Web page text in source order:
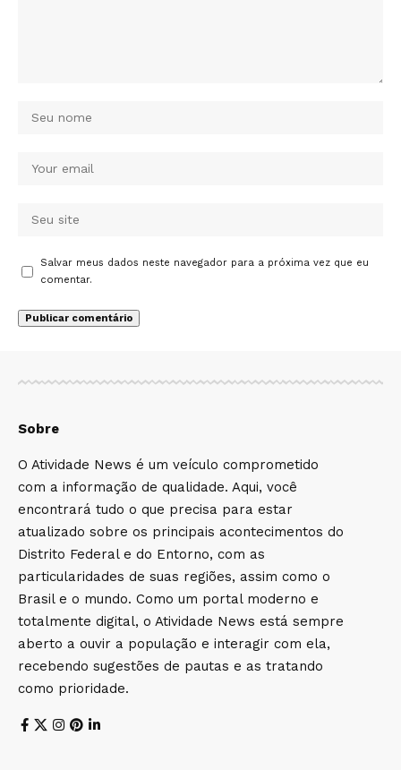
Salvar meus dados neste navegador para a próxima vez que eu
comentar.
Sobre
O Atividade News é um veículo comprometido
com a informação de qualidade. Aqui, você
encontrará tudo o que precisa para estar
atualizado sobre os principais acontecimentos do
Distrito Federal e do Entorno, com as
particularidades de suas regiões, assim como o
Brasil e o mundo. Como um portal moderno e
totalmente digital, o Atividade News está sempre
aberto a ouvir a população e interagir com ela,
recebendo sugestões de pautas e as tratando
como prioridade.